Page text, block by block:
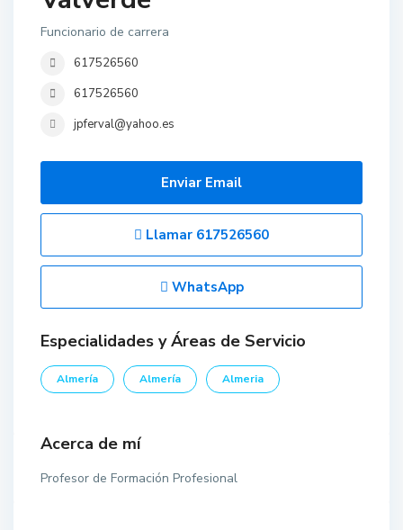
Funcionario de carrera
617526560
617526560
jpferval@yahoo.es
Enviar Email
Llamar 617526560
WhatsApp
Especialidades y Áreas de Servicio
Almería Almería Almeria
Acerca de mí
Profesor de Formación Profesional